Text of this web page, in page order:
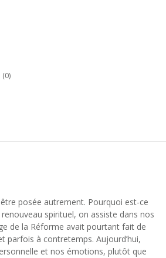
(0)
posée autrement. Pourquoi est-ce
spirituel, on assiste dans nos
de la Réforme avait pourtant fait de
parfois à contretemps. Aujourd’hui,
et nos émotions, plutôt que